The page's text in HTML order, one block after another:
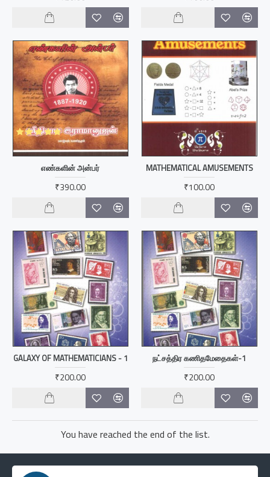
எண்களின் அன்பர்
₹390.00
MATHEMATICAL AMUSEMENTS
₹100.00
GALAXY OF MATHEMATICIANS - 1
₹200.00
நட்சத்திர கணிதமேதைகள்-1
₹200.00
You have reached the end of the list.